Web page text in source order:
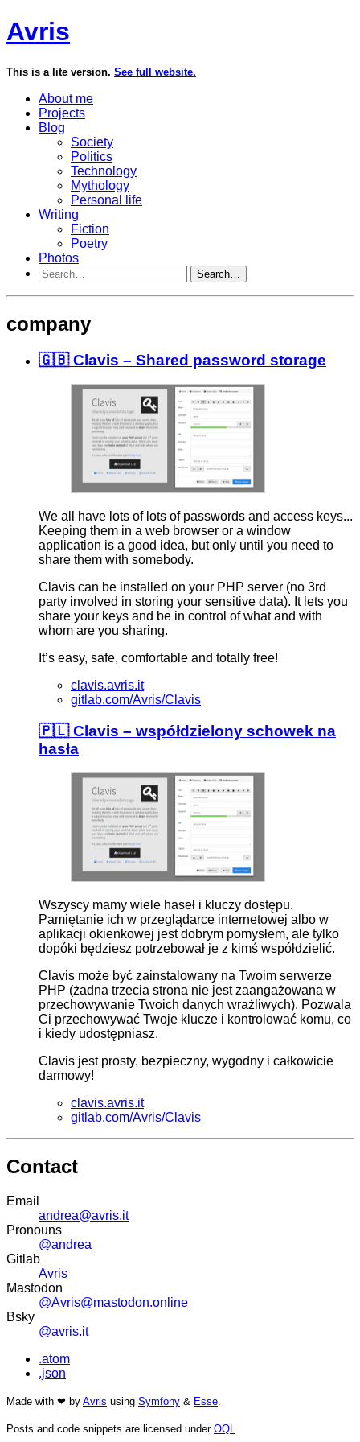
Avris
This is a lite version. See full website.
About me
Projects
Blog
Society
Politics
Technology
Mythology
Personal life
Writing
Fiction
Poetry
Photos
Search…
company
🇬🇧 Clavis – Shared password storage
We all have lots of lots of passwords and access keys...
Keeping them in a web browser or a window
application is a good idea, but only until you need to
share them with somebody.
Clavis can be installed on your PHP server (no 3rd
party involved in storing your sensitive data). It lets you
share your keys and be in control of what and with
whom are you sharing.
It’s easy, safe, comfortable and totally free!
clavis.avris.it
gitlab.com/Avris/Clavis
🇵🇱 Clavis – współdzielony schowek na
hasła
Wszyscy mamy wiele haseł i kluczy dostępu.
Pamiętanie ich w przeglądarce internetowej albo w
aplikacji okienkowej jest dobrym pomysłem, ale tylko
dopóki będziesz potrzebował je z kimś współdzielić.
Clavis może być zainstalowany na Twoim serwerze
PHP (żadna trzecia strona nie jest zaangażowana w
przechowywanie Twoich danych wrażliwych). Pozwala
Ci przechowywać Twoje klucze i kontrolować komu, co
i kiedy udostępniasz.
Clavis jest prosty, bezpieczny, wygodny i całkowicie
darmowy!
clavis.avris.it
gitlab.com/Avris/Clavis
Contact
Email
andrea@avris.it
Pronouns
@andrea
Gitlab
Avris
Mastodon
@Avris@mastodon.online
Bsky
@avris.it
.atom
.json
Made with ❤ by Avris using Symfony & Esse
Posts and code snippets are licensed under OQL